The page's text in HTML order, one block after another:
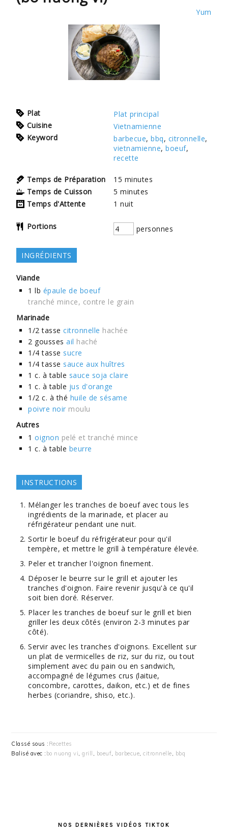
Yum
Plat
Plat principal
Cuisine
Vietnamienne
Keyword
barbecue,bbq, citronnelle,
vietnamienne,boeuf,
recette
Temps de Préparation 15 minutes
Temps de Cuisson
5 minutes
Temps d'Attente
1 nuit
Portions personnes
INGRÉDIENTS
Viande
1 lb épaule de boeuf
tranché mince, contre le grain
Marinade
1/2 tasse citronnelle hachée
2 gousses ail haché
1/4 tasse sucre
1/4 tasse sauce aux huîtres
1 c. à table sauce soja claire
1 c. à table jus d'orange
1/2 c. à thé huile de sésame
poivre noir moulu
Autres
1 oignon pelé et tranché mince
1 c. à table beurre
INSTRUCTIONS
Mélanger les tranches de boeuf avec tous les
ingrédients de la marinade, et placer au
réfrigérateur pendant une nuit.
Sortir le boeuf du réfrigérateur pour qu'il
tempère, et mettre le grill à température élevée.
Peler et trancher l'oignon finement.
Déposer le beurre sur le grill et ajouter les
tranches d'oignon. Faire revenir jusqu'à ce qu'il
soit bien doré. Réserver.
Placer les tranches de boeuf sur le grill et bien
griller les deux côtés (environ 2-3 minutes par
côté).
Servir avec les tranches d'oignons. Excellent sur
un plat de vermicelles de riz, sur du riz, ou tout
simplement avec du pain ou en sandwich,
accompagné de légumes crus (laitue,
concombre, carottes, daikon, etc.) et de fines
herbes (coriandre, shiso, etc.).
Classé sous : Recettes
Balisé avec : bo nuong vi ,grill boeuf barbecue ,citronnelle bbq
PRINCIPALENOS DERNIÈRES VIDÉOS TIKTOK